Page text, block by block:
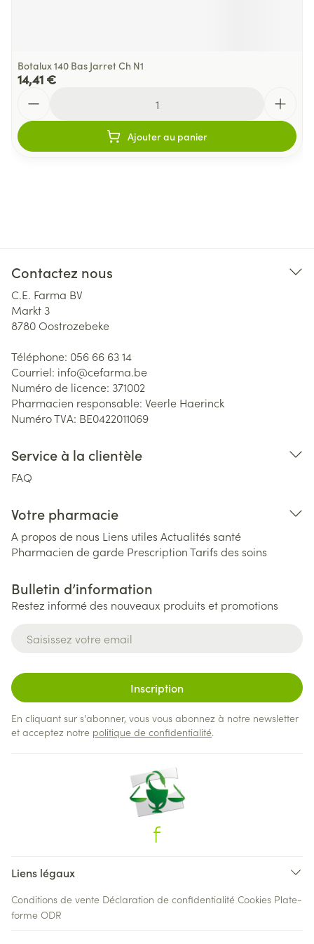
Botalux 140 Bas Jarret Ch N1
14,41 €
Ajouter au panier
Contactez nous
C.E. Farma BV
Markt 3
8780Oostrozebeke
Téléphone: 056 66 63 14
Courriel: info@cefarma.be
Numéro de licence: 371002
Pharmacien responsable: Veerle Haerinck
Numéro TVA: BE0422011069
Service à la clientèle
FAQ
Votre pharmacie
A propos de nous Liens utiles Actualités santé
Pharmacien de garde PrescriptionTarifs des soins
Bulletin d’information
Restez informé des nouveaux produits et promotions
Inscription
En cliquant sur s'abonner, vous vous abonnez à notre newsletter
et acceptez notre politique de confidentialité.
Liens légaux
Conditions de vente Déclaration de confidentialité Cookies Plate-
forme ODR